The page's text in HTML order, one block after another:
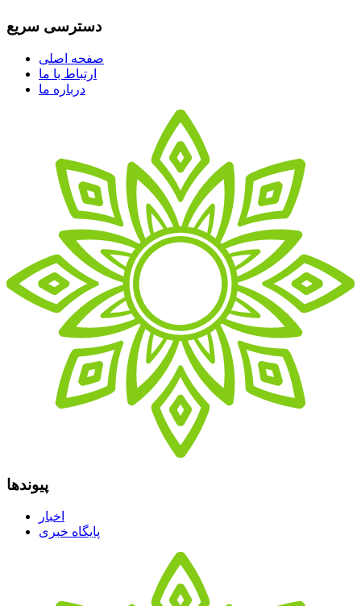
دسترسی سریع
صفحه اصلی
ارتباط با ما
درباره ما
پیوندها
اخبار
پایگاه خبری